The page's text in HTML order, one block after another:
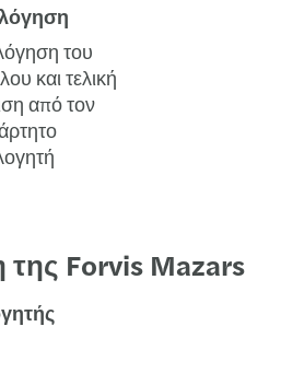
του
και τελική
από τον
Forvis Mazars